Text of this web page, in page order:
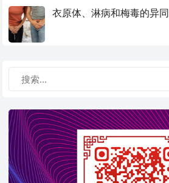
衣原体、淋病和梅毒的异同